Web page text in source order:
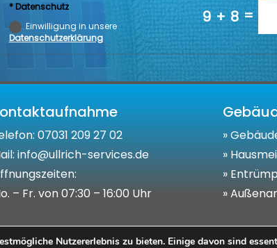
* Datenschutz
Einwilligung in unsere
Datenschutzerklärung
9 + 8=
07031 209 27 02
info@ullrich-services.de
– Fr. von 07:30 – 16:00 Uhr
»
»
»
»
Nutzererlebnis zu bieten. Einige davon sind